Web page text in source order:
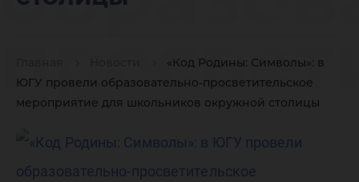
«Код Родины: Символы»: в
ЮГУ провели образовательно-просветительское
мероприятие для школьников окружной столицы